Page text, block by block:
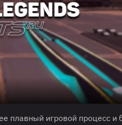
плавный игровой процесс и